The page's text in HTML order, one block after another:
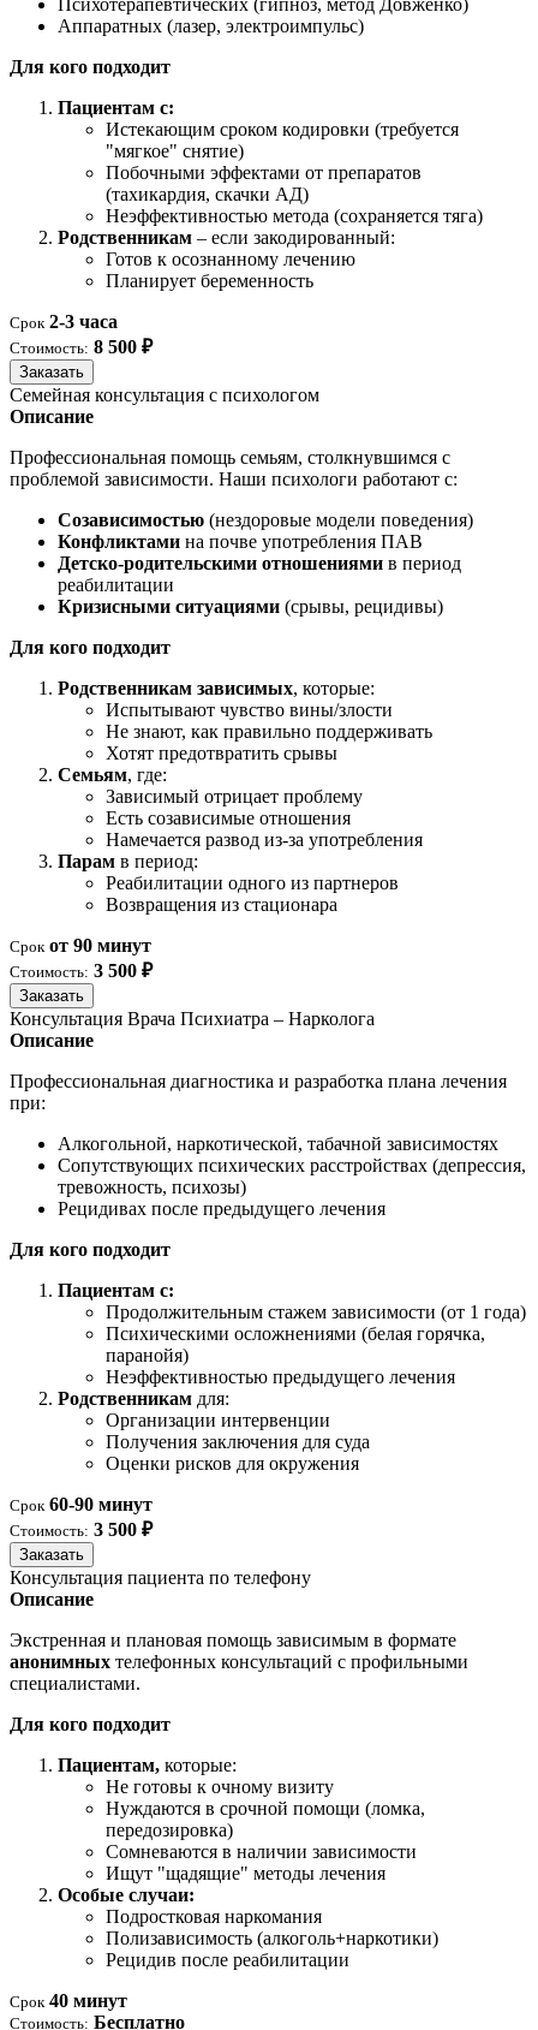
Психотерапевтических (гипноз, метод Довженко)
Аппаратных (лазер, электроимпульс)
Для кого подходит
Пациентам с:
Истекающим сроком кодировки (требуется
"мягкое" снятие)
Побочными эффектами от препаратов
(тахикардия, скачки АД)
Неэффективностью метода (сохраняется тяга)
Родственникам – если закодированный:
Готов к осознанному лечению
Планирует беременность
Срок 2-3 часа
Стоимость: 8 500 ₽
Заказать
Семейная консультация с психологом
Описание
Профессиональная помощь семьям, столкнувшимся с
проблемой зависимости. Наши психологи работают с:
Созависимостью (нездоровые модели поведения)
Конфликтами на почве употребления ПАВ
Детско-родительскими отношениями в период
реабилитации
Кризисными ситуациями (срывы, рецидивы)
Для кого подходит
Родственникам зависимых, которые:
Испытывают чувство вины/злости
Не знают, как правильно поддерживать
Хотят предотвратить срывы
Семьям, где:
Зависимый отрицает проблему
Есть созависимые отношения
Намечается развод из-за употребления
Парам в период:
Реабилитации одного из партнеров
Возвращения из стационара
Срок от 90 минут
Стоимость: 3 500 ₽
Заказать
Консультация Врача Психиатра – Нарколога
Описание
Профессиональная диагностика и разработка плана лечения
при:
Алкогольной, наркотической, табачной зависимостях
Сопутствующих психических расстройствах (депрессия,
тревожность, психозы)
Рецидивах после предыдущего лечения
Для кого подходит
Пациентам с:
Продолжительным стажем зависимости (от 1 года)
Психическими осложнениями (белая горячка,
паранойя)
Неэффективностью предыдущего лечения
Родственникам для:
Организации интервенции
Получения заключения для суда
Оценки рисков для окружения
Срок 60-90 минут
Стоимость: 3 500 ₽
Заказать
Консультация пациента по телефону
Описание
Экстренная и плановая помощь зависимым в формате
анонимных телефонных консультаций с профильными
специалистами.
Для кого подходит
Пациентам, которые:
Не готовы к очному визиту
Нуждаются в срочной помощи (ломка,
передозировка)
Сомневаются в наличии зависимости
Ищут "щадящие" методы лечения
Особые случаи:
Подростковая наркомания
Полизависимость (алкоголь+наркотики)
Рецидив после реабилитации
Срок 40 минут
Стоимость: Бесплатно